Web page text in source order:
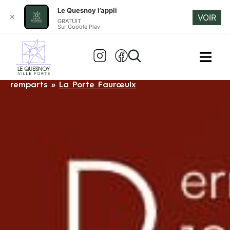
LA PORTE FAURŒULX
Accueil»
remparts » La Porte Faurœulx
✕
Le Quesnoy l’appli
GRATUIT
Sur Google Play
VOIR